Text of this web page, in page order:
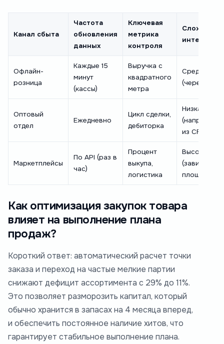
Канал сбыта
Частота
обновления
данных
Ключевая
метрика
контроля
Сложность
Офлайн-
розница
Каждые 15
минут
(кассы)
Выручка с
квадратного
метра
Средняя
(через ОФД)
Оптовый
отдел
Ежедневно
Цикл сделки,
дебиторка
Низкая
(напрямую
из CRM)
Маркетплейсы
По API (раз в
час)
Процент
выкупа,
логистика
Высокая
(зависит от
площадки)
Как оптимизация закупок товара
влияет на выполнение плана
продаж?
Короткий ответ: автоматический расчет точки
заказа и переход на частые мелкие партии
снижают дефицит ассортимента с 29% до 11%.
Это позволяет разморозить капитал, который
обычно хранится в запасах на 4 месяца вперед,
и обеспечить постоянное наличие хитов, что
гарантирует стабильное выполнение плана.